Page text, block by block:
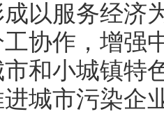
以服务经济
协作，增强
和小城镇特
城市污染企